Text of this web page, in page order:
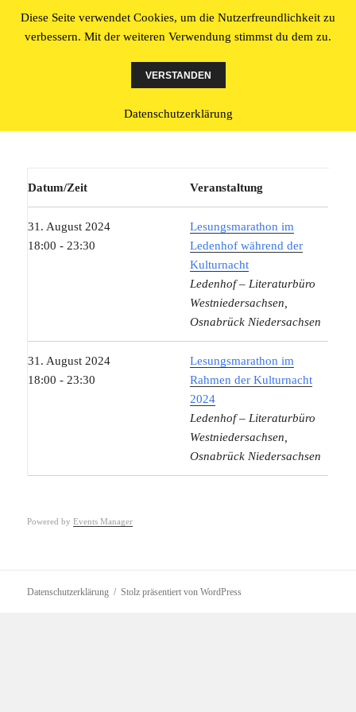
Literatur made in Osnabrück
Veranstaltungen - 31 Aug. 24
Datum/Zeit Veranstaltung
31. August 2024
18:00 - 23:30
Lesungsmarathon im
Ledenhof während der
Kulturnacht
Ledenhof – Literaturbüro
Westniedersachsen,
Osnabrück Niedersachsen
31. August 2024
18:00 - 23:30
Lesungsmarathon im
Rahmen der Kulturnacht
2024
Ledenhof – Literaturbüro
Westniedersachsen,
Osnabrück Niedersachsen
Powered byEvents Manager
Datenschutzerklärung Stolz präsentiert von WordPress
Diese Seite verwendet Cookies, um die Nutzerfreundlichkeit zu
verbessern. Mit der weiteren Verwendung stimmst du dem zu.
VERSTANDEN
Datenschutzerklärung